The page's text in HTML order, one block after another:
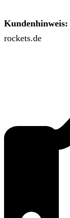
Kundenhinweis:
rockets.de